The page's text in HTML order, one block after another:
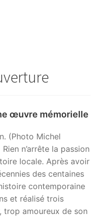
œuvre mémorielle
(Photo Michel
n’arrête la passion
locale. Après avoir
des centaines
contemporaine
et réalisé trois
trop amoureux de son